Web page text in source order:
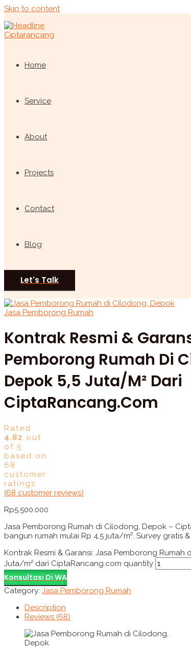
Skip to content
Home
Service
About
Projects
Contact
Blog
Let's Talk
Jasa Pemborong Rumah
Kontrak Resmi &
Pemborong Rumah Di
Depok 5,5 Juta/m² Dari
CiptaRancang.com
Rated
4.82 out
of 5
based on
68
customer
ratings
(68 customer reviews)
Rp5.500.000
Jasa Pemborong Rumah di Cilodong, Depok –
bangun rumah mulai Rp 4,5 juta/m². Survey gratis
Kontrak Resmi & Garansi: Jasa Pemborong Rumah
Juta/m² dari CiptaRancang.com quantity
Konsultasi Di WA
Category: Jasa Pemborong Rumah
Description
Reviews (68)